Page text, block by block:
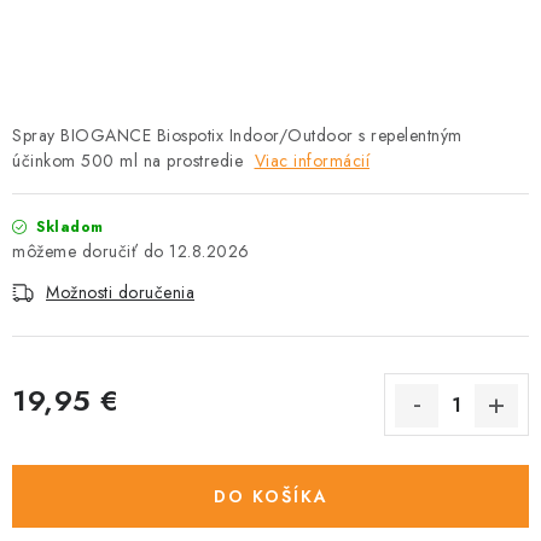
VONKAJŠIE VTÁCTVO
GELOREN KĽBOVÁ VÝŽIVA
CHOVATEĽSKÉ POTREBY
Spray BIOGANCE Biospotix Indoor/Outdoor s repelentným
účinkom 500 ml na prostredie Viac informácií
Skladom
12.8.2026
Možnosti doručenia
19,95 €
DO KOŠÍKA